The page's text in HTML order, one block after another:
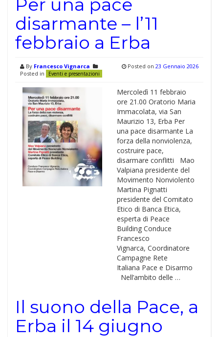
Per una pace
disarmante – l’11
febbraio a Erba
By Francesco Vignarca
Posted in
Eventi e presentazioni
Posted on 23 Gennaio 2026
Mercoledì 11 febbraio
ore 21.00 Oratorio Maria
Immacolata, via San
Maurizio 13, Erba Per
una pace disarmante La
forza della nonviolenza,
costruire pace,
disarmare conflitti Mao
Valpiana presidente del
Movimento Nonviolento
Martina Pignatti
presidente del Comitato
Etico di Banca Etica,
esperta di Peace
Building Conduce
Francesco
Vignarca, Coordinatore
Campagne Rete
Italiana Pace e Disarmo
Nell’ambito delle …
Il suono della Pace, a
Erba il 14 giugno